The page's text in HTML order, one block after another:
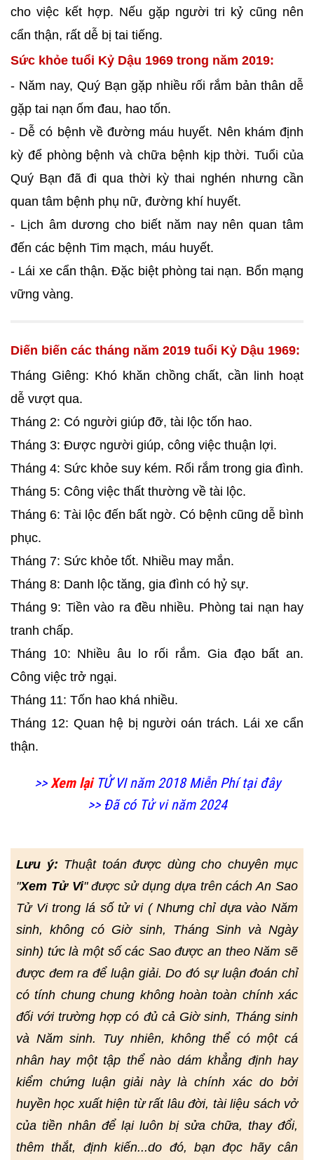
cho việc kết hợp. Nếu gặp người tri kỷ cũng nên
cẩn thận, rất dễ bị tai tiếng.
Sức khỏe tuổi Kỷ Dậu 1969 trong năm 2019:
- Năm nay, Quý Bạn gặp nhiều rối rắm bản thân dễ
gặp tai nạn ốm đau, hao tốn.
- Dễ có bệnh về đường máu huyết. Nên khám định
kỳ để phòng bệnh và chữa bệnh kịp thời. Tuổi của
Quý Bạn đã đi qua thời kỳ thai nghén nhưng cần
quan tâm bệnh phụ nữ, đường khí huyết.
- Lịch âm dương cho biết năm nay nên quan tâm
đến các bệnh Tim mạch, máu huyết.
- Lái xe cẩn thận. Đặc biệt phòng tai nạn. Bổn mạng
vững vàng.
Diến biến các tháng năm 2019 tuổi Kỷ Dậu 1969:
Tháng Giêng: Khó khăn chồng chất, cần linh hoạt
dễ vượt qua.
Tháng 2: Có người giúp đỡ, tài lộc tốn hao.
Tháng 3: Được người giúp, công việc thuận lợi.
Tháng 4: Sức khỏe suy kém. Rối rắm trong gia đình.
Tháng 5: Công việc thất thường về tài lộc.
Tháng 6: Tài lộc đến bất ngờ. Có bệnh cũng dễ bình
phục.
Tháng 7: Sức khỏe tốt. Nhiều may mắn.
Tháng 8: Danh lộc tăng, gia đình có hỷ sự.
Tháng 9: Tiền vào ra đều nhiều. Phòng tai nạn hay
tranh chấp.
Tháng 10: Nhiều âu lo rối rắm. Gia đạo bất an.
Công việc trở ngại.
Tháng 11: Tốn hao khá nhiều.
Tháng 12: Quan hệ bị người oán trách. Lái xe cẩn
thận.
>>Xem lạiTỬ VI năm 2018 Miễn Phí tại đây
>> Đã có Tử vi năm 2024
Lưu ý: Thuật toán được dùng cho chuyên mục
"Xem Tử Vi" được sử dụng dựa trên cách An Sao
Tử Vi trong lá số tử vi ( Nhưng chỉ dựa vào Năm
sinh, không có Giờ sinh, Tháng Sinh và Ngày
sinh) tức là một số các Sao được an theo Năm sẽ
được đem ra để luận giải. Do đó sự luận đoán chỉ
có tính chung chung không hoàn toàn chính xác
đối với trường hợp có đủ cả Giờ sinh, Tháng sinh
và Năm sinh. Tuy nhiên, không thể có một cá
nhân hay một tập thể nào dám khẳng định hay
kiểm chứng luận giải này là chính xác do bởi
huyền học xuất hiện từ rất lâu đời, tài liệu sách vở
của tiền nhân để lại luôn bị sửa chữa, thay đổi,
thêm thắt, định kiến...do đó, bạn đọc hãy cân